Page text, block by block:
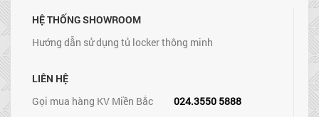
HỆ THỐNG SHOWROOM
Hướng dẫn sử dụng tủ locker thông minh
LIÊN HỆ
Gọi mua hàng KV Miền Bắc
024.3550 5888